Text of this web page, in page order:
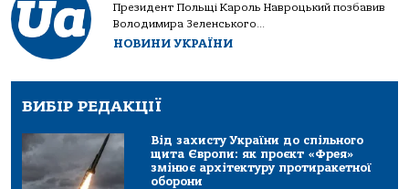
Президент Польщі Кароль Навроцький позбавив
Володимира Зеленського...
НОВИНИ УКРАЇНИ
ВИБІР РЕДАКЦІЇ
Від захисту України до спільного
щита Європи: як проєкт «Фрея»
змінює архітектуру протиракетної
оборони